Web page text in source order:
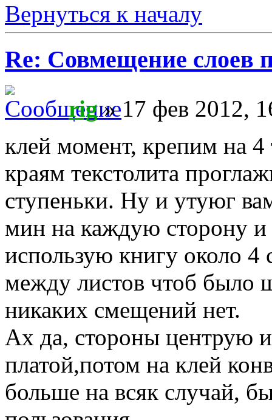
Вернуться к началу
Re: Совмещение слоев
rig» 17 фев 2012,
клей момент, крепим на
краям текстолита
ступеньки. Ну и утуюг
мин на каждую сторону и
использую книгу около
между листов чтоб было
никаких смещений нет.
Ах да, стороны центрую
платой,потом на клей
больше на всяк случай,